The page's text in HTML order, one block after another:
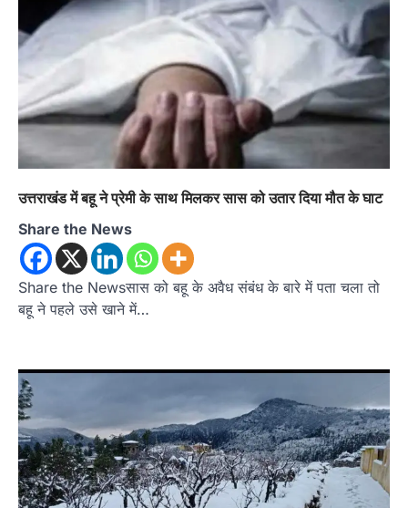
उत्तराखंड में बहू ने प्रेमी के साथ मिलकर सास को उतार दिया मौत के घाट
Share the News
Share the Newsसास को बहू के अवैध संबंध के बारे में पता चला तो
बहू ने पहले उसे खाने में…